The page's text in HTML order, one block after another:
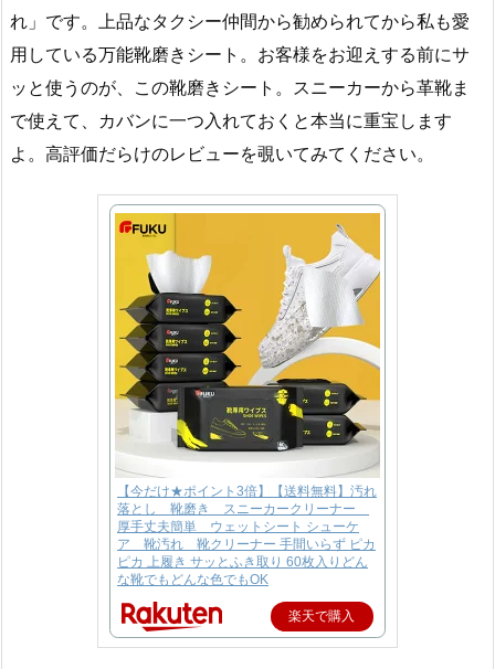
れ」です。上品なタクシー仲間から勧められてから私も愛
用している万能靴磨きシート。お客様をお迎えする前にサ
ッと使うのが、この靴磨きシート。スニーカーから革靴ま
で使えて、カバンに一つ入れておくと本当に重宝します
よ。高評価だらけのレビューを覗いてみてください。
【今だけ★ポイント3倍】【送料無料】汚れ
落とし 靴磨き スニーカークリーナー
厚手丈夫簡単 ウェットシート シューケ
ア 靴汚れ 靴クリーナー 手間いらず ピカ
ピカ 上履き サッとふき取り 60枚入りどん
な靴でもどんな色でもOK
楽天で購入